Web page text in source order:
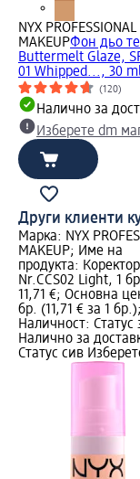
NYX PROFESSIONAL
MAKEUPФон дьо
Buttermelt Glaze,
01 Whipped..., 30
(120)
Налично за
Изберете dm
Други клиенти
Марка: NYX
MAKEUP; Име на
продукта:
Nr.CCS02 Light, 1
11,71 €; Основна
бр. (11,71 € за 1 бр.);
Наличност: Статус
Налично за
Статус сив